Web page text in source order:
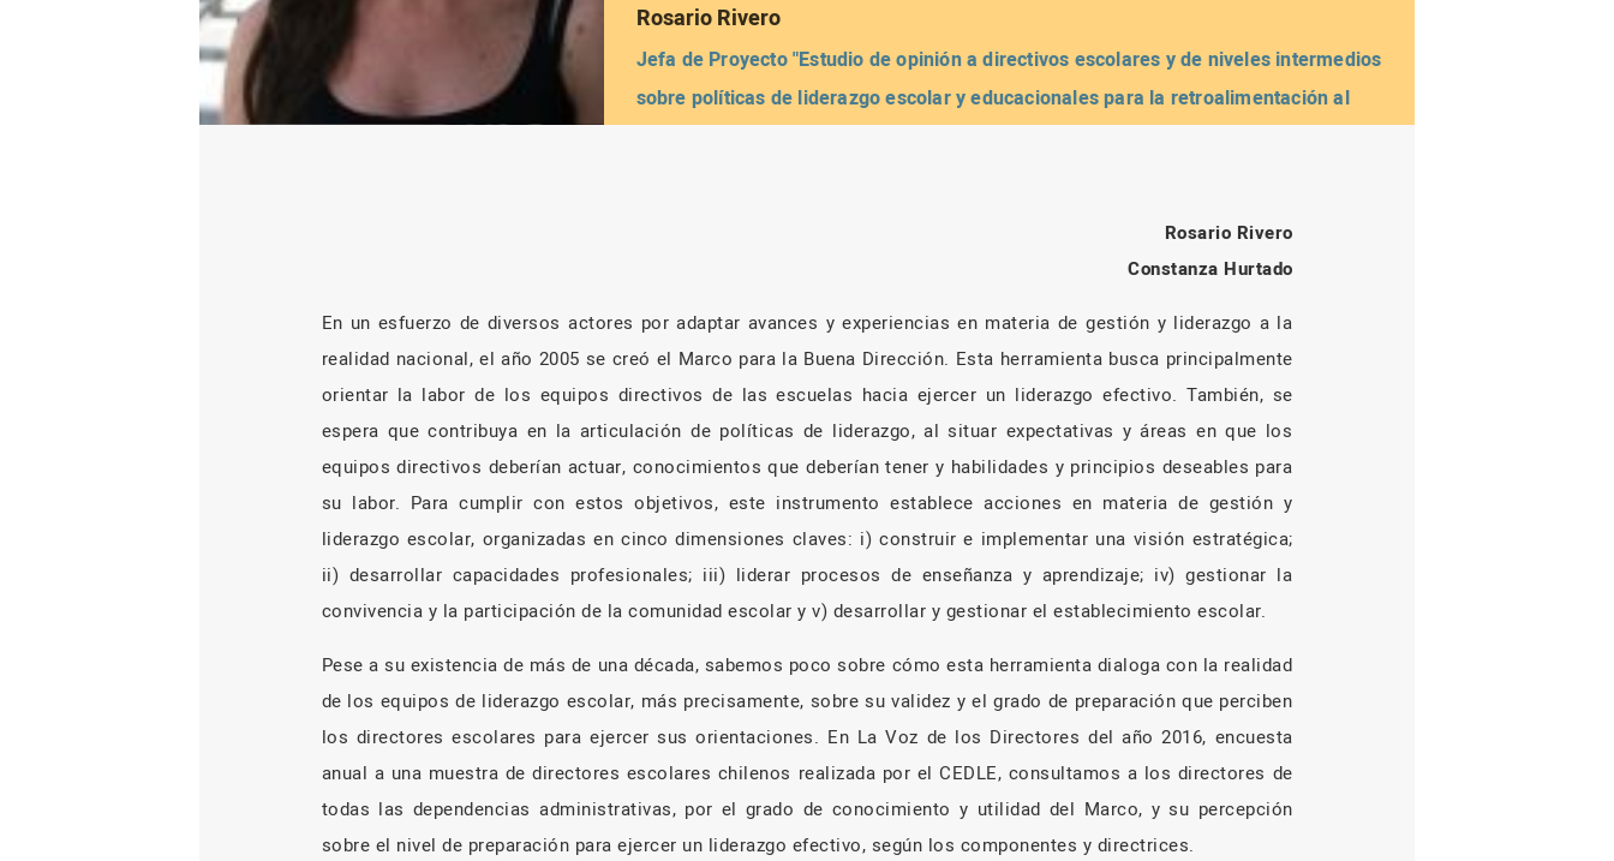
Rosario Rivero
Jefa de Proyecto "Estudio de opinión a directivos escolares y de niveles intermedios
sobre políticas de liderazgo escolar y educacionales para la retroalimentación al
Rosario Rivero
Constanza Hurtado
En un esfuerzo de diversos actores por adaptar avances y experiencias en materia de gestión y liderazgo a la
realidad nacional, el año 2005 se creó el Marco para la Buena Dirección. Esta herramienta busca principalmente
orientar la labor de los equipos directivos de las escuelas hacia ejercer un liderazgo efectivo. También, se
espera que contribuya en la articulación de políticas de liderazgo, al situar expectativas y áreas en que los
equipos directivos deberían actuar, conocimientos que deberían tener y habilidades y principios deseables para
su labor. Para cumplir con estos objetivos, este instrumento establece acciones en materia de gestión y
liderazgo escolar, organizadas en cinco dimensiones claves: i) construir e implementar una visión estratégica;
ii) desarrollar capacidades profesionales; iii) liderar procesos de enseñanza y aprendizaje; iv) gestionar la
convivencia y la participación de la comunidad escolar y v) desarrollar y gestionar el establecimiento escolar.
Pese a su existencia de más de una década, sabemos poco sobre cómo esta herramienta dialoga con la realidad
de los equipos de liderazgo escolar, más precisamente, sobre su validez y el grado de preparación que perciben
los directores escolares para ejercer sus orientaciones. En La Voz de los Directores del año 2016, encuesta
anual a una muestra de directores escolares chilenos realizada por el CEDLE, consultamos a los directores de
todas las dependencias administrativas, por el grado de conocimiento y utilidad del Marco, y su percepción
sobre el nivel de preparación para ejercer un liderazgo efectivo, según los componentes y directrices.